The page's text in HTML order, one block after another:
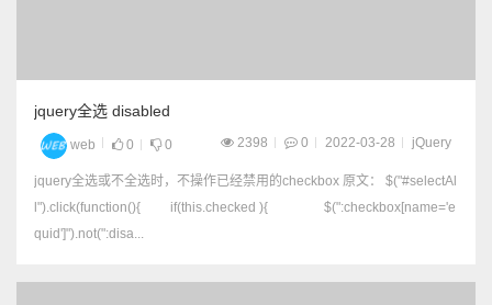
jquery全选 disabled
web 0 0 2398 0 2022-03-28 jQuery
jquery全选或不全选时，不操作已经禁用的checkbox 原文： $("#selectAl
l").click(function(){ if(this.checked ){ $(":checkbox[name='e
quid']").not(":disa...